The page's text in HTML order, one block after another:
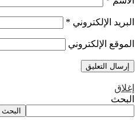
البريد الإلكتروني *
الموقع الإلكتروني
إغلاق
البحث
البحث